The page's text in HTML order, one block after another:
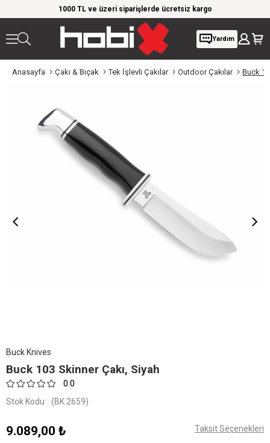
1000 TL ve üzeri siparişlerde ücretsiz kargo
Yardım
Anasayfa Çakı & Bıçak Tek İşlevli Çakılar Outdoor Çakılar Buck
Buck Knives
Buck 103 Skinner Çakı, Siyah
0.0
Stok Kodu (BK 2659)
9.089,00 ₺ Taksit Seçenekleri